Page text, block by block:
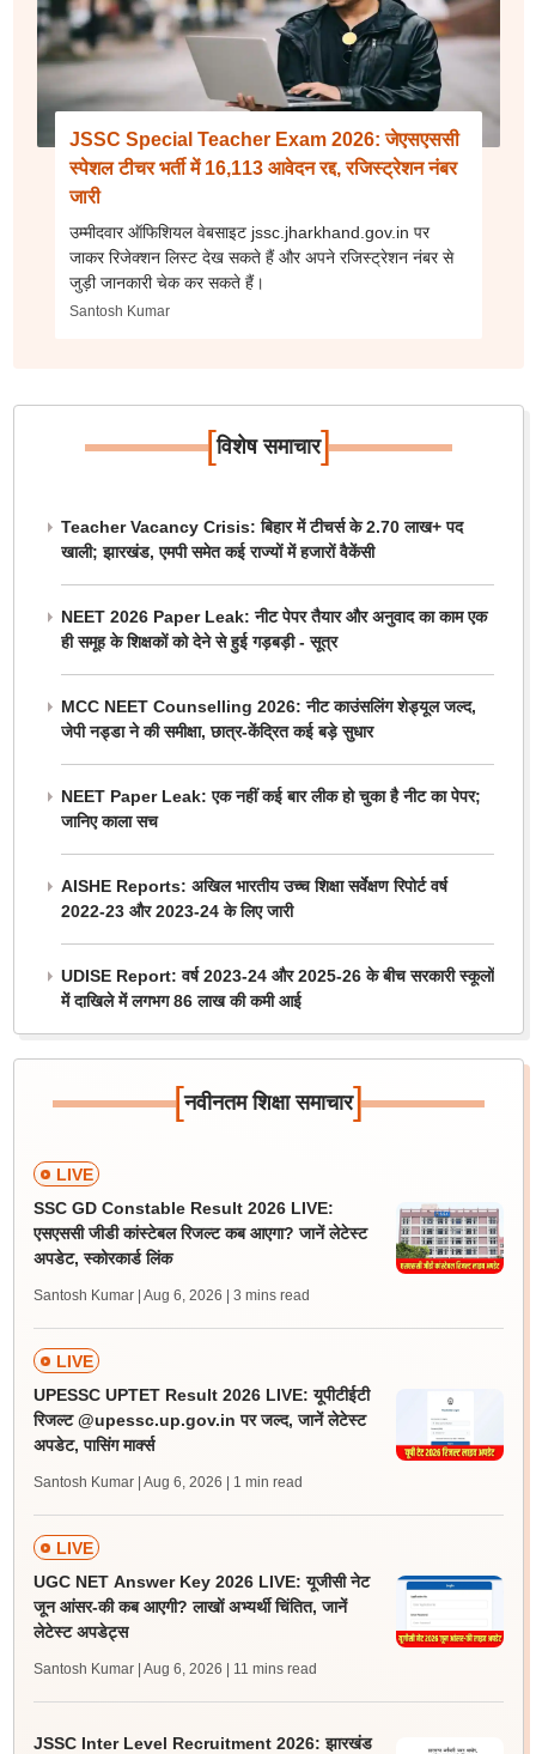
JSSC Special Teacher Exam 2026: जेएसएससी
स्पेशल टीचर भर्ती में 16,113 आवेदन रद्द, रजिस्ट्रेशन नंबर
जारी
उम्मीदवार ऑफिशियल वेबसाइट jssc.jharkhand.gov.in पर
जाकर रिजेक्शन लिस्ट देख सकते हैं और अपने रजिस्ट्रेशन नंबर से
जुड़ी जानकारी चेक कर सकते हैं।
Santosh Kumar
[विशेष समाचार]
Teacher Vacancy Crisis: बिहार में टीचर्स के 2.70 लाख+ पद
खाली; झारखंड, एमपी समेत कई राज्यों में हजारों वैकेंसी
NEET 2026 Paper Leak: नीट पेपर तैयार और अनुवाद का काम एक
ही समूह के शिक्षकों को देने से हुई गड़बड़ी - सूत्र
MCC NEET Counselling 2026: नीट काउंसलिंग शेड्यूल जल्द,
जेपी नड्डा ने की समीक्षा, छात्र-केंद्रित कई बड़े सुधार
NEET Paper Leak: एक नहीं कई बार लीक हो चुका है नीट का पेपर;
जानिए काला सच
AISHE Reports: अखिल भारतीय उच्च शिक्षा सर्वेक्षण रिपोर्ट वर्ष
2022-23 और 2023-24 के लिए जारी
UDISE Report: वर्ष 2023-24 और 2025-26 के बीच सरकारी स्कूलों
में दाखिले में लगभग 86 लाख की कमी आई
[नवीनतम शिक्षा समाचार]
LIVE
SSC GD Constable Result 2026 LIVE:
एसएससी जीडी कांस्टेबल रिजल्ट कब आएगा? जानें लेटेस्ट
अपडेट, स्कोरकार्ड लिंक
Santosh Kumar | Aug 6, 2026 | 3 mins read
LIVE
UPESSC UPTET Result 2026 LIVE: यूपीटीईटी
रिजल्ट @upessc.up.gov.in पर जल्द, जानें लेटेस्ट
अपडेट, पासिंग मार्क्स
Santosh Kumar | Aug 6, 2026 | 1 min read
LIVE
UGC NET Answer Key 2026 LIVE: यूजीसी नेट
जून आंसर-की कब आएगी? लाखों अभ्यर्थी चिंतित, जानें
लेटेस्ट अपडेट्स
Santosh Kumar | Aug 6, 2026 | 11 mins read
JSSC Inter Level Recruitment 2026: झारखंड